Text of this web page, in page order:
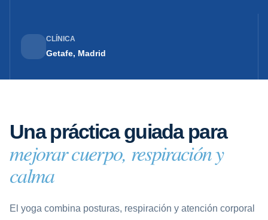
CLÍNICA
Getafe, Madrid
Una práctica guiada para
mejorar cuerpo, respiración y
calma
El yoga combina posturas, respiración y atención corporal